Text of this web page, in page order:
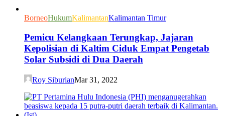
BorneoHukumKalimantanKalimantan Timur
Pemicu Kelangkaan Terungkap, Jajaran
Kepolisian di Kaltim Ciduk Empat Pengetab
Solar Subsidi di Dua Daerah
Roy SiburianMar 31, 2022